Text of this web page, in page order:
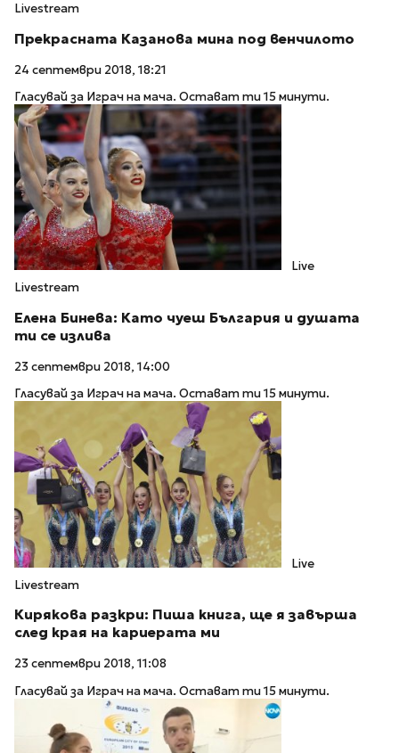
Livestream
Прекрасната Казанова мина под венчилото
24 септември 2018, 18:21
Гласувай за Играч на мача. Остават ти 15 минути.
Live
Livestream
Елена Бинева: Като чуеш България и душата
ти се излива
23 септември 2018, 14:00
Гласувай за Играч на мача. Остават ти 15 минути.
Live
Livestream
Кирякова разкри: Пиша книга, ще я завърша
след края на кариерата ми
23 септември 2018, 11:08
Гласувай за Играч на мача. Остават ти 15 минути.